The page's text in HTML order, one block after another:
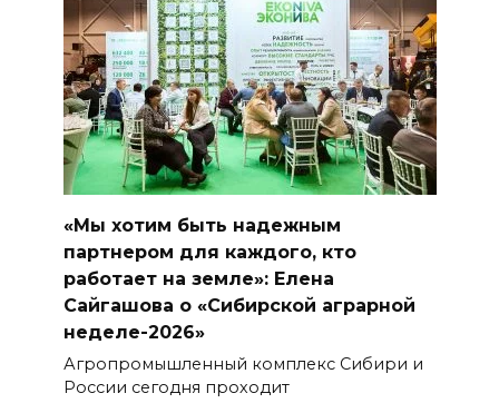
«Мы хотим быть надежным
партнером для каждого, кто
работает на земле»: Елена
Сайгашова о «Сибирской аграрной
неделе-2026»
Агропромышленный комплекс Сибири и
России сегодня проходит